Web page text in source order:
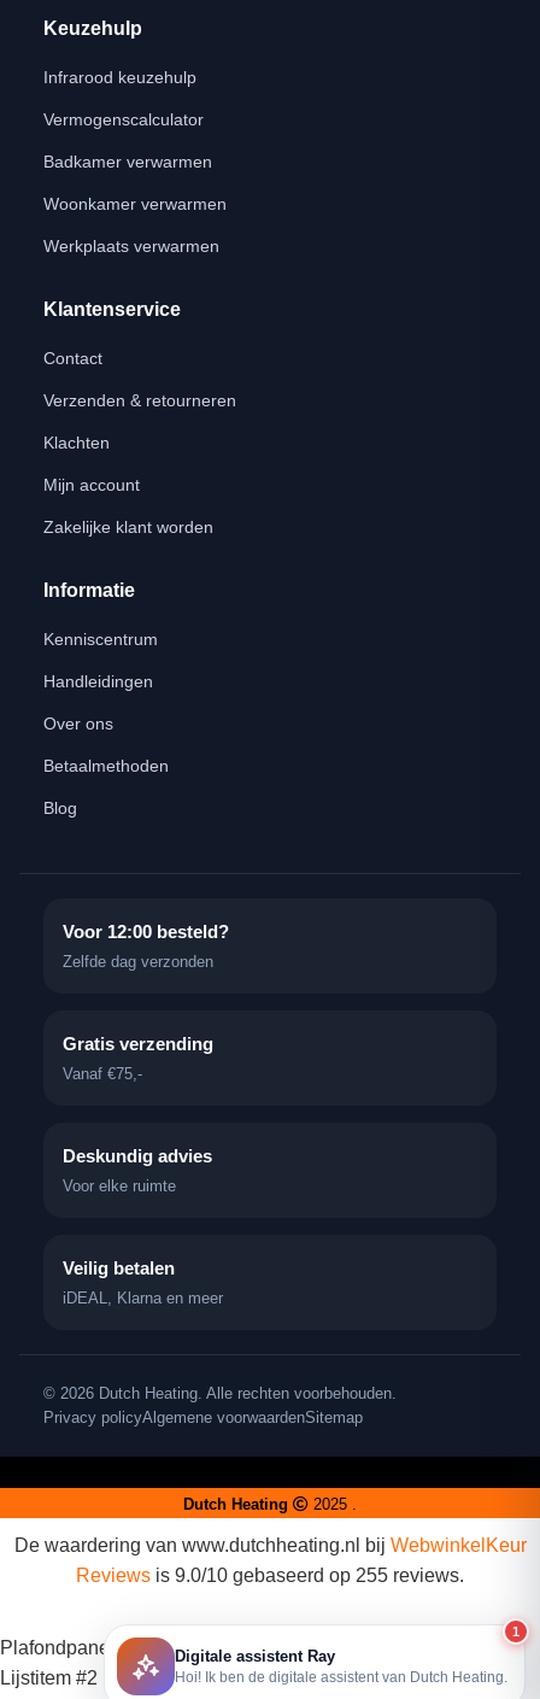
Keuzehulp
Infrarood keuzehulp
Vermogenscalculator
Badkamer verwarmen
Woonkamer verwarmen
Werkplaats verwarmen
Klantenservice
Contact
Verzenden & retourneren
Klachten
Mijn account
Zakelijke klant worden
Informatie
Kenniscentrum
Handleidingen
Over ons
Betaalmethoden
Blog
Voor 12:00 besteld?
Zelfde dag verzonden
Gratis verzending
Vanaf €75,-
Deskundig advies
Voor elke ruimte
Veilig betalen
iDEAL, Klarna en meer
© 2026 Dutch Heating. Alle rechten voorbehouden.
Privacy policyAlgemene voorwaardenSitemap
Dutch Heating 2025 .
De waardering van www.dutchheating.nl bij WebwinkelKeur
Reviews is 9.0/10 gebaseerd op 255 reviews.
Plafondpanelen
Lijstitem #2
1
Digitale assistent Ray
Hoi! Ik ben de digitale assistent van Dutch Heating.